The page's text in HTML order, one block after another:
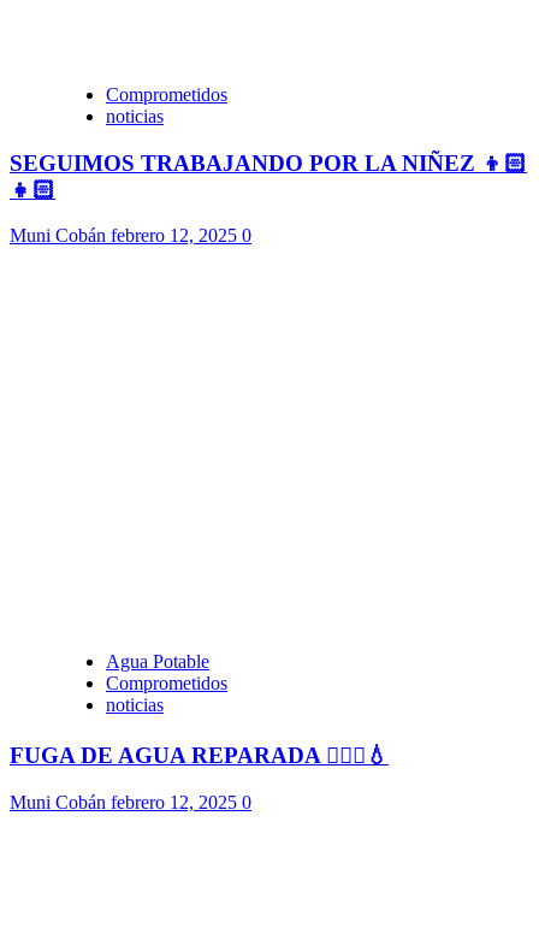
Comprometidos
noticias
SEGUIMOS TRABAJANDO POR LA NIÑEZ 👦🏻
👧🏻
Muni Cobán febrero 12, 2025 0
Agua Potable
Comprometidos
noticias
FUGA DE AGUA REPARADA 👷🏻‍♂️💧
Muni Cobán febrero 12, 2025 0